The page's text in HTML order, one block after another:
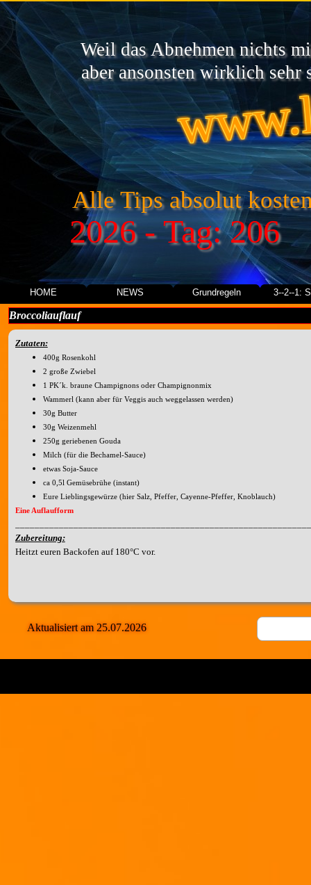
HOME NEWS Grundregeln 3--2--1:
2026 - Tag: 206
Weil das Abnehmen nichts
aber ansonsten wirklich sehr
Alle Tips absolut
Broccoliauflauf
Zutaten:
400g Rosenkohl
2 große Zwiebel
1 PK´k. braune Champignons oder Champignonmix
Wammerl (kann aber für Veggis auch weggelassen werden)
30g Butter
30g Weizenmehl
250g geriebenen Gouda
Milch (für die Bechamel-Sauce)
etwas Soja-Sauce
ca 0,5l Gemüsebrühe (instant)
Eure Lieblingsgewürze (hier Salz, Pfeffer, Cayenne-Pfeffer, Knoblauch)
Eine Auflaufform
Zubereitung:
Heitzt euren Backofen auf 180°C vor.
Aktualisiert am 25.07.2026